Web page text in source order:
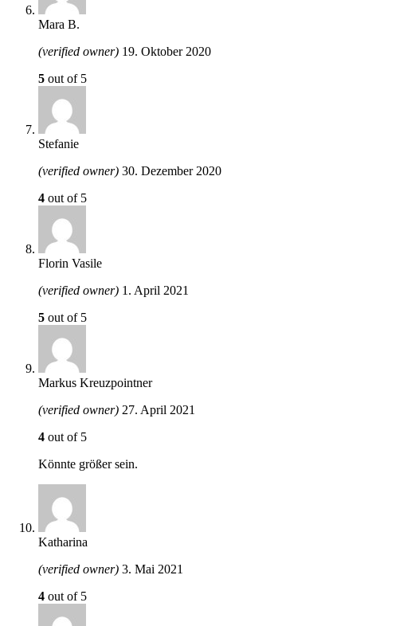
Mara B.
(verified owner) 19. Oktober 2020
5 out of 5
Stefanie
(verified owner) 30. Dezember 2020
4 out of 5
Florin Vasile
(verified owner) 1. April 2021
5 out of 5
Markus Kreuzpointner
(verified owner) 27. April 2021
4 out of 5
Könnte größer sein.
Katharina
(verified owner) 3. Mai 2021
4 out of 5